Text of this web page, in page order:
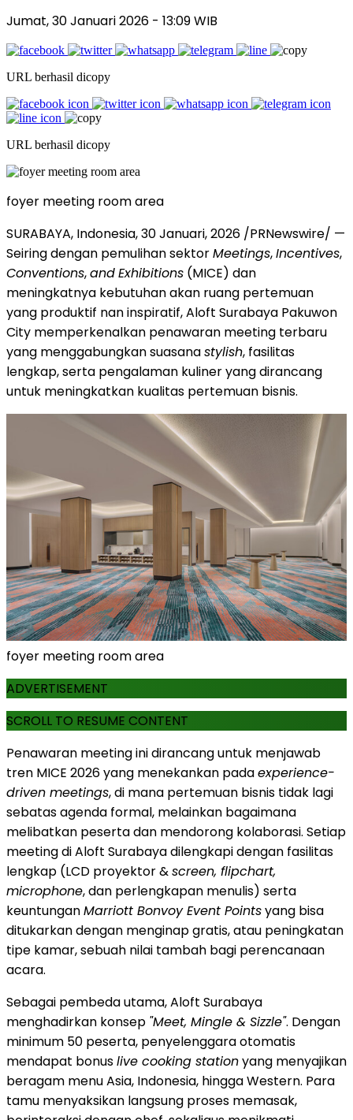
Jumat, 30 Januari 2026 - 13:09 WIB
URL berhasil dicopy
URL berhasil dicopy
foyer meeting room area
SURABAYA, Indonesia,30 Januari, 2026 /PRNewswire/ —
Seiring dengan pemulihan sektorMeetings,Incentives,
Conventions,andExhibitions (MICE) dan
meningkatnya kebutuhan akan ruang pertemuan
yang produktif nan inspiratif, Aloft Surabaya Pakuwon
City memperkenalkan penawaran meeting terbaru
yang menggabungkan suasanastylish, fasilitas
lengkap, serta pengalaman kuliner yang dirancang
untuk meningkatkan kualitas pertemuan bisnis.
foyer meeting room area
ADVERTISEMENT
SCROLL TO RESUME CONTENT
Penawaran meeting ini dirancang untuk menjawab
tren MICE 2026 yang menekankan padaexperience-
driven meetings, di mana pertemuan bisnis tidak lagi
sebatas agenda formal, melainkan bagaimana
melibatkan peserta dan mendorong kolaborasi. Setiap
meeting di Aloft Surabaya dilengkapi dengan fasilitas
lengkap (LCD proyektor &screen, flipchart,
microphone, dan perlengkapan menulis) serta
keuntunganMarriott Bonvoy Event Pointsyang bisa
ditukarkan dengan menginap gratis, atau peningkatan
tipe kamar, sebuah nilai tambah bagi perencanaan
acara.
Sebagai pembeda utama, Aloft Surabaya
menghadirkan konsep "Meet, Mingle & Sizzle". Dengan
minimum 50 peserta, penyelenggara otomatis
mendapat bonuslive cooking stationyang menyajikan
beragam menu Asia, Indonesia, hingga Western. Para
tamu menyaksikan langsung proses memasak,